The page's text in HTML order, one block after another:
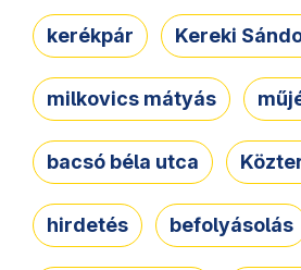
kerékpár Kereki
milkovics mátyás
bacsó béla utca
hirdetés befolyásolás